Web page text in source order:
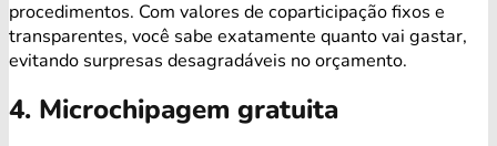
procedimentos. Com valores de coparticipação fixos e
transparentes, você sabe exatamente quanto vai gastar,
evitando surpresas desagradáveis no orçamento.
4. Microchipagem gratuita